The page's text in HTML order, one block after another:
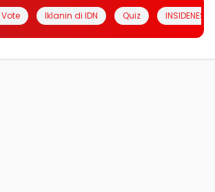
Iklanin di IDN Quiz INSIDENESIA